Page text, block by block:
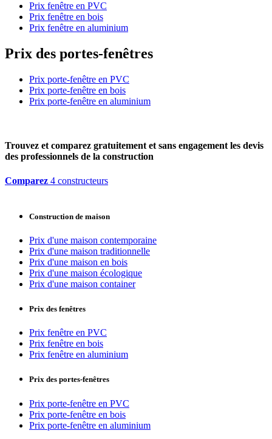
Prix fenêtre en PVC
Prix fenêtre en bois
Prix fenêtre en aluminium
Prix des portes-fenêtres
Prix porte-fenêtre en PVC
Prix porte-fenêtre en bois
Prix porte-fenêtre en aluminium
Trouvez et comparez gratuitement et sans engagement les devis
des professionnels de la construction
Comparez 4 constructeurs
Construction de maison
Prix d'une maison contemporaine
Prix d'une maison traditionnelle
Prix d'une maison en bois
Prix d'une maison écologique
Prix d'une maison container
Prix des fenêtres
Prix fenêtre en PVC
Prix fenêtre en bois
Prix fenêtre en aluminium
Prix des portes-fenêtres
Prix porte-fenêtre en PVC
Prix porte-fenêtre en bois
Prix porte-fenêtre en aluminium